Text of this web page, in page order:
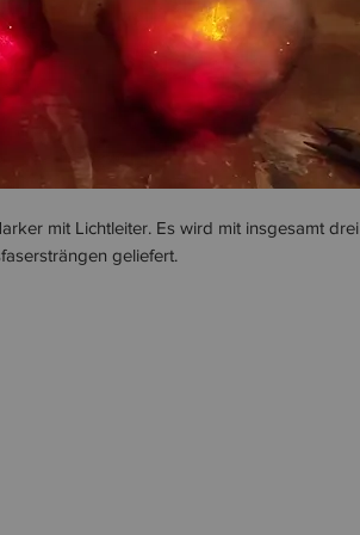
mit Lichtleiter. Es wird mit insgesamt drei
geliefert.